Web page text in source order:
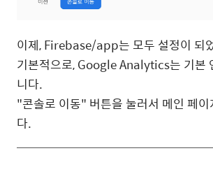
이제, Firebase/app는 모두 설정이 되
기본적으로, Google Analytics는 기본
니다.
"콘솔로 이동" 버튼을 눌러서 메인 페이
다.